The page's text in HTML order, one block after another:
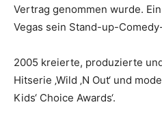
Vertrag genommen wurde.
Vegas sein Stand-up-
2005 kreierte, produzierte
Hitserie ‚Wild ‚N Out‘ und
Kids‘ Choice Awards‘.